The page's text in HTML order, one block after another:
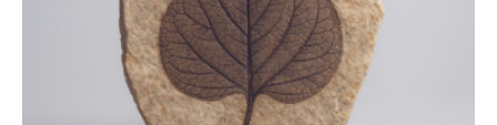
Saccharomyces cerevisiae entdeckt, der für die
Funktionsfähigkeit der Organellen entscheidend ist. Die
Studie wurde am 28. Oktober 2025 in der
Fachzeitschrift…